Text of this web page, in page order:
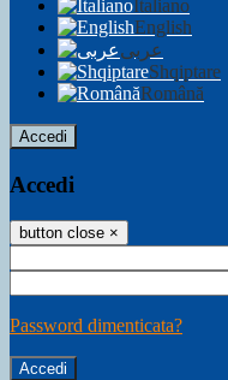
Italiano
English
عربى
Shqiptare
Română
Accedi
Accedi
button close ×
Password dimenticata?